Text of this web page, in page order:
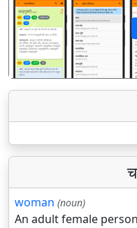
पिछला
woman (noun)
An adult female